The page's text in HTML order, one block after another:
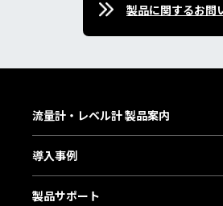
製品に関するお問
流量計・レベル計 製品案内
導入事例
製品サポート